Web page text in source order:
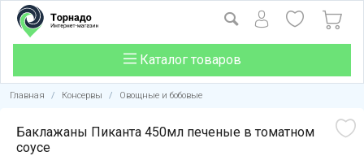
Каталог товаров
Главная / Консервы / Овощные и бобовые
Баклажаны Пиканта 450мл печеные в томатном
соусе